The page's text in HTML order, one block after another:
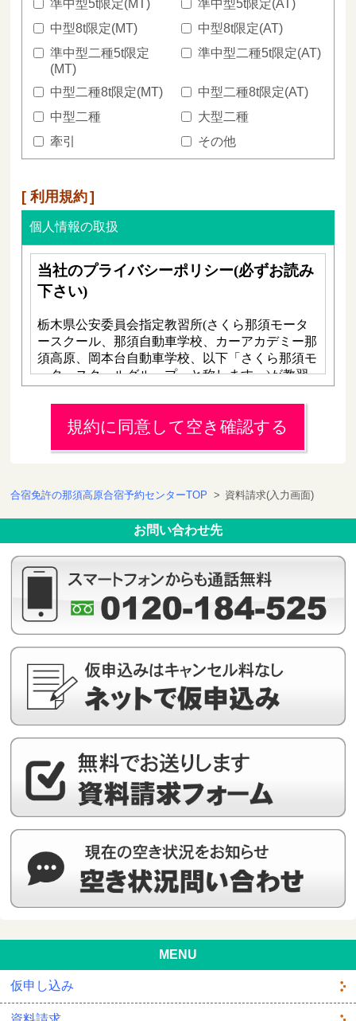
準中型5t限定(MT)
準中型5t限定(AT)
中型8t限定(MT)
中型8t限定(AT)
準中型二種5t限定
(MT)
準中型二種5t限定(AT)
中型二種8t限定(MT)
中型二種8t限定(AT)
中型二種
大型二種
牽引
その他
利用規約
個人情報の取扱
規約に同意して空き確認する
合宿免許の那須高原合宿予約センターTOP > 資料請求(入力画面)
お問い合わせ先
MENU
仮申し込み